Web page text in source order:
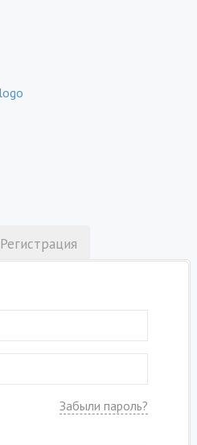
Регистрация
Забыли пароль?